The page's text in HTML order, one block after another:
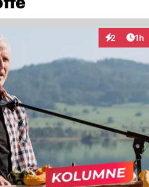
2 1h